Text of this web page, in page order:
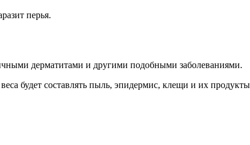
перья.
дерматитами и другими подобными заболеваниями.
будет составлять пыль, эпидермис, клещи и их